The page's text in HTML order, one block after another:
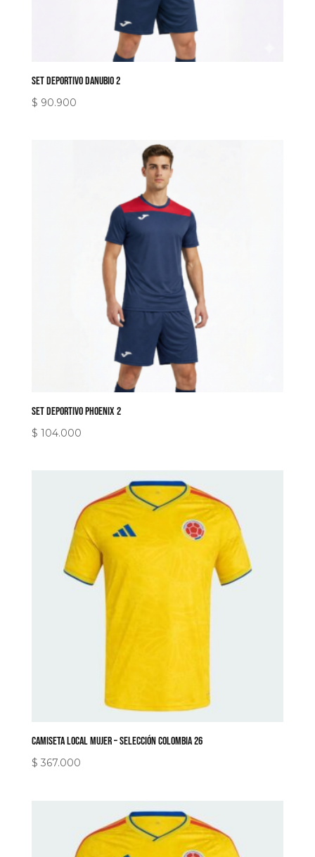
Set Deportivo Danubio 2
$ 90.900
Set Deportivo Phoenix 2
$ 104.000
Camiseta Local Mujer – Selección Colombia 26
$ 367.000